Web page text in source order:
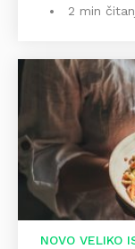
2 min
NOVO VELIKO